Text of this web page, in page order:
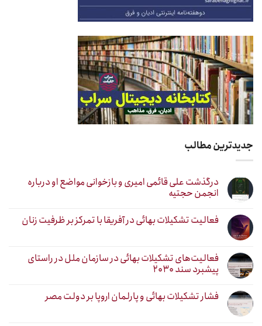
جدیدترین مطالب
درگذشت علی قائمی امیری و بازخوانی مواضع او درباره
انجمن حجتیه
فعالیت تشکیلات بهائی در آفریقا با تمرکز بر ظرفیت زنان
فعالیت‌های تشکیلات بهائی در سازمان ملل در راستای
پیشبرد سند ۲۰۳۰
فشار تشکیلات بهائی و پارلمان اروپا بر دولت مصر